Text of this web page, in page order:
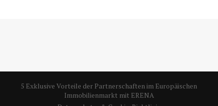
5 Exklusive Vorteile der Partnerschaften im Europäischen
Immobilienmarkt mit ERENA